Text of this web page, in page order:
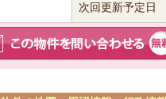
次回更新予定日